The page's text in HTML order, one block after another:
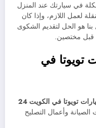
في سيارتك عند المنزل
لعمل اللازم، وإذا كان
هو الحل لتقديم الشكوى
قبل مختصين.
تويوتا في
تويوتا في الكويت 24
وأعمال التصليح